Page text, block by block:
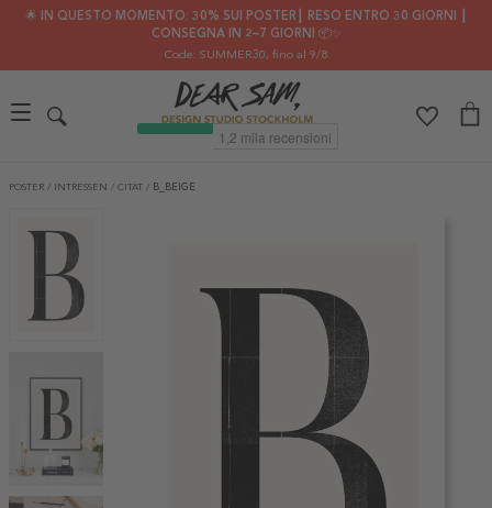
🌟 IN QUESTO MOMENTO: 30% SUI POSTER┃ RESO ENTRO 30 GIORNI ┃
CONSEGNA IN 2–7 GIORNI 📦✨
Code: SUMMER30, fino al 9/8
POSTER / INTRESSEN / CITAT / B_BEIGE